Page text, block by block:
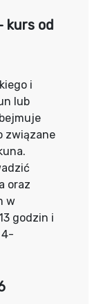
kurs od
i
lub
związane
oraz
w
godzin i
4-